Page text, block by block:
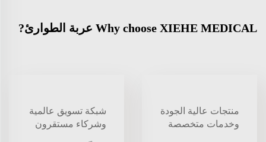
Why choose XIEHE MEDICAL عربة الطوارئ?
منتجات عالية الجودة
وخدمات متخصصة
شبكة تسويق عالمية
وشركاء مستقرون